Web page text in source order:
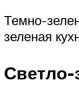
Темно-
зеленая
Светло-